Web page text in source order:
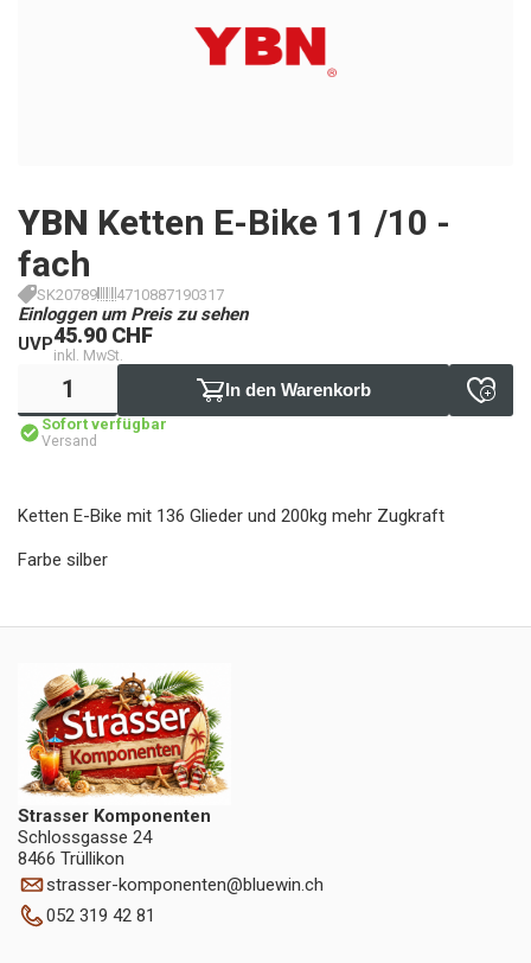
YBN Ketten E-Bike 11 /10 -
fach
SK20789 4710887190317
Einloggen um Preis zu sehen
UVP45.90 CHF
inkl. MwSt.
In den Warenkorb
Sofort verfügbar
Versand
Ketten E-Bike mit 136 Glieder und 200kg mehr Zugkraft
Farbe silber
Strasser Komponenten
Schlossgasse 24
8466 Trüllikon
strasser-komponenten@bluewin.ch
052 319 42 81